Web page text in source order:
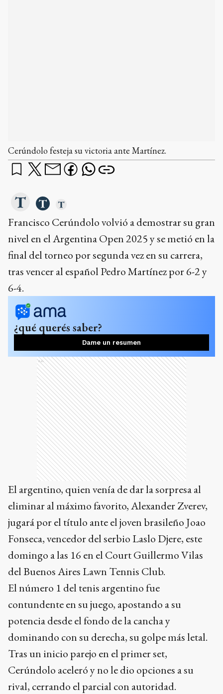
Cerúndolo festeja su victoria ante Martínez.
Francisco Cerúndolo volvió a demostrar su gran
nivel en el Argentina Open 2025 y se metió en la
final del torneo por segunda vez en su carrera,
tras vencer al español Pedro Martínez por 6-2 y
6-4.
¿qué querés saber?
Dame un resumen
Ads
El argentino, quien venía de dar la sorpresa al
eliminar al máximo favorito, Alexander Zverev,
jugará por el título ante el joven brasileño Joao
Fonseca, vencedor del serbio Laslo Djere, este
domingo a las 16 en el Court Guillermo Vilas
del Buenos Aires Lawn Tennis Club.
El número 1 del tenis argentino fue
contundente en su juego, apostando a su
potencia desde el fondo de la cancha y
dominando con su derecha, su golpe más letal.
Tras un inicio parejo en el primer set,
Cerúndolo aceleró y no le dio opciones a su
rival, cerrando el parcial con autoridad.